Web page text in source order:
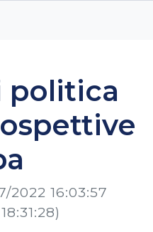
politica
2022 16:03:57